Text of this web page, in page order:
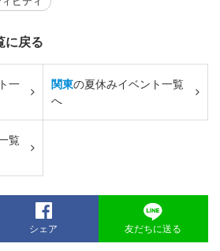
に戻る
一
関東の夏休みイベント一覧
へ
覧
シェア 友だちに送る